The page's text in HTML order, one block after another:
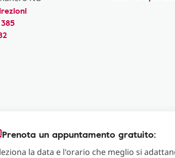
Prenota un appuntamento gratuito:
la data e l'orario che meglio si